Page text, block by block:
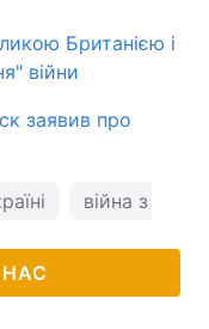
Британією і
війни
заявив про
війна з